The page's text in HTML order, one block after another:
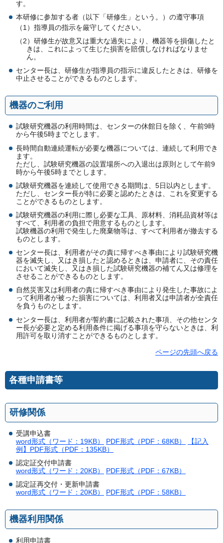
す。
本研修に参加する者（以下「研修生」という。）の遵守事項
（1）指導員の指示を厳守してください。
（2）研修生が故意又は重大な過失により、機器等を損傷したと
きは、これによって生じた損害を賠償しなければなりませ
ん。
センター長は、研修生が指導員の指示に違反したときは、研修を
中止させることができるものとします。
機器のご利用
試験研究機器の利用時間は、センターの休館日を除く、午前9時
から午後5時までとします。
長時間自動連続運転が必要な機器については、連続して利用でき
ます。
ただし、試験研究機器の設置場所への入退出は原則として午前9
時から午後5時までとします。
試験研究機器を連続して使用できる期間は、5日以内とします。
ただし、センター長が特に必要と認めたときは、これを変更する
ことができるものとします。
試験研究機器の利用に際し必要な工具、原材料、消耗品資材等は
すべて、利用者の負担で用意するものとします。
試験機器の利用で発生した廃棄物等は、すべて利用者が撤去する
ものとします。
センター長は、利用者がその責に帰すべき事由により試験研究機
器を滅失し、又はき損したと認めるときは、申請者に、その責任
において滅失し、又はき損した試験研究機器の補てん又は修理を
させることができるものとします。
自然災害又は利用者の責に帰すべき事由により発生した事故によ
って利用者が被った損害については、利用者又は申請者が全責任
を負うものとします。
センター長は、利用者が誓約書に記載された事項、その他センタ
ー長が必要と定める利用条件に掲げる事項を守らないときは、利
用許可を取り消すことができるものとします。
ページの先頭へ戻る
各種申請書等
研修関係
受講申込書
word形式（ワード：19KB）
PDF形式（PDF：68KB）
【記入
例】PDF形式（PDF：135KB）
認定証交付申請書
word形式（ワード：20KB）
PDF形式（PDF：67KB）
認定証再交付・更新申請書
word形式（ワード：20KB）
PDF形式（PDF：58KB）
機器利用関係
利用申請書